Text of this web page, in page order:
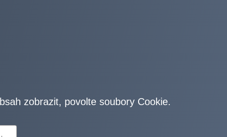
zobrazit, povolte soubory Cookie.